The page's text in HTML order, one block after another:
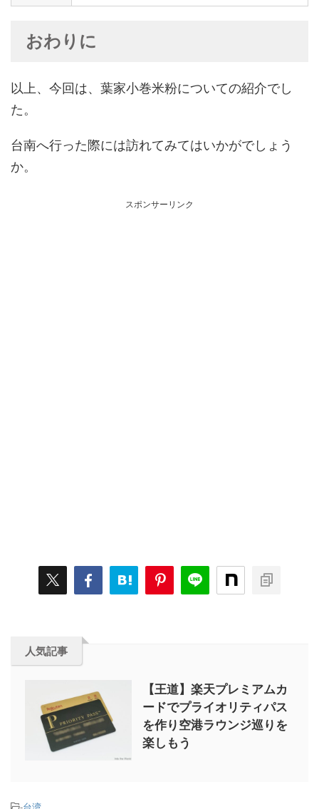
おわりに
以上、今回は、葉家小巻米粉についての紹介でし
た。
台南へ行った際には訪れてみてはいかがでしょう
か。
スポンサーリンク
人気記事
【王道】楽天プレミアムカ
ードでプライオリティパス
を作り空港ラウンジ巡りを
楽しもう
-台湾